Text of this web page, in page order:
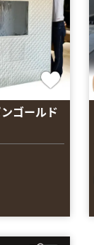
ゴールド